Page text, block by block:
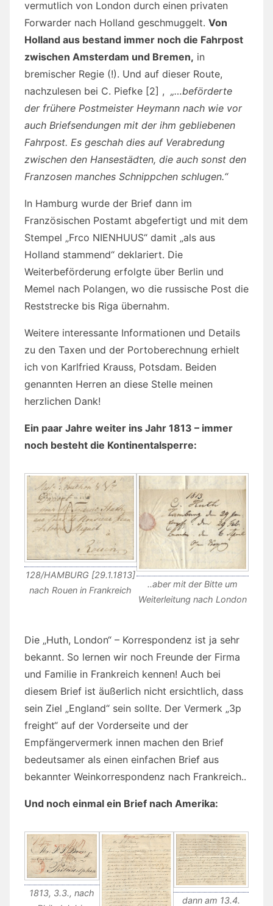
vermutlich von London durch einen privaten
Forwarder nach Holland geschmuggelt. Von
Holland aus bestand immer noch die Fahrpost
zwischen Amsterdam und Bremen, in
bremischer Regie (!). Und auf dieser Route,
nachzulesen bei C. Piefke [2] , „…beförderte
der frühere Postmeister Heymann nach wie vor
auch Briefsendungen mit der ihm gebliebenen
Fahrpost. Es geschah dies auf Verabredung
zwischen den Hansestädten, die auch sonst den
Franzosen manches Schnippchen schlugen.“
In Hamburg wurde der Brief dann im
Französischen Postamt abgefertigt und mit dem
Stempel „Frco NIENHUUS“ damit „als aus
Holland stammend“ deklariert. Die
Weiterbeförderung erfolgte über Berlin und
Memel nach Polangen, wo die russische Post die
Reststrecke bis Riga übernahm.
Weitere interessante Informationen und Details
zu den Taxen und der Portoberechnung erhielt
ich von Karlfried Krauss, Potsdam. Beiden
genannten Herren an diese Stelle meinen
herzlichen Dank!
Ein paar Jahre weiter ins Jahr 1813 – immer
noch besteht die Kontinentalsperre:
128/HAMBURG [29.1.1813]
nach Rouen in Frankreich
..aber mit der Bitte um
Weiterleitung nach London
Die „Huth, London“ – Korrespondenz ist ja sehr
bekannt. So lernen wir noch Freunde der Firma
und Familie in Frankreich kennen! Auch bei
diesem Brief ist äußerlich nicht ersichtlich, dass
sein Ziel „England“ sein sollte. Der Vermerk „3p
freight“ auf der Vorderseite und der
Empfängervermerk innen machen den Brief
bedeutsamer als einen einfachen Brief aus
bekannter Weinkorrespondenz nach Frankreich..
Und noch einmal ein Brief nach Amerika:
1813, 3.3., nach
dann am 13.4.